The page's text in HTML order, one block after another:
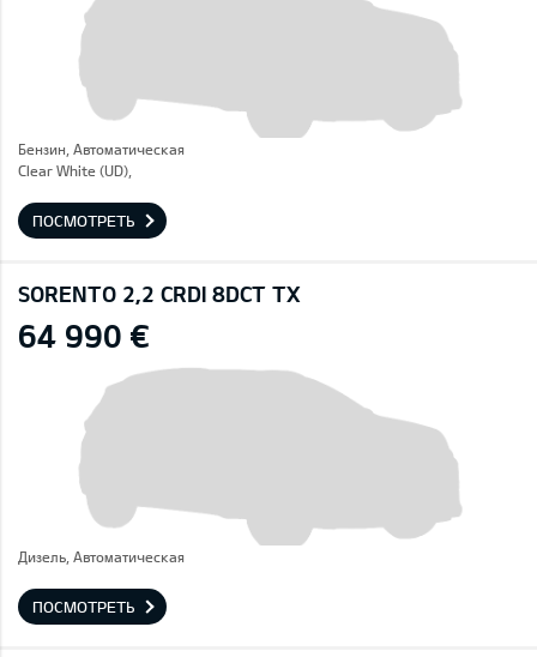
Бензин, Автоматическая
Clear White (UD),
ПОСМОТРЕТЬ
SORENTO 2,2 CRDI 8DCT TX
64 990 €
Дизель, Автоматическая
ПОСМОТРЕТЬ